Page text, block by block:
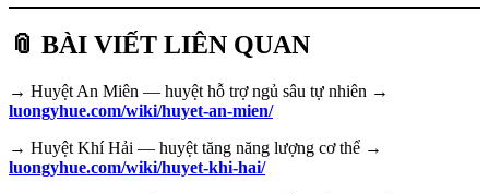
📎 BÀI VIẾT LIÊN QUAN
→ Huyệt An Miên — huyệt hỗ trợ ngủ sâu tự nhiên →
luongyhue.com/wiki/huyet-an-mien/
→ Huyệt Khí Hải — huyệt tăng năng lượng cơ thể →
luongyhue.com/wiki/huyet-khi-hai/